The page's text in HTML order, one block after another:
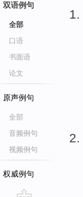
双语例句
全部
口语
书面语
论文
原声例句
全部
音频例句
视频例句
权威例句